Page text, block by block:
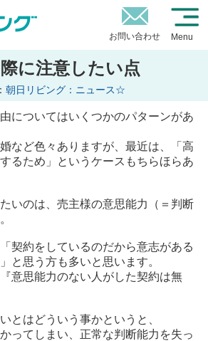
お問い合わせ Menu
に注意したい点
朝日リビング：ニュース☆
についてはいくつかのパターンがあ
など色々ありますが、最近は、「高
るため」というケースもちらほらあ
いのは、売主様の意思能力（＝判断
契約をしているのだから意志がある
と思う方も多いと思います。
意思能力のない人がした契約は無
とはどういう事かというと、
ってしまい、正常な判断能力を失っ